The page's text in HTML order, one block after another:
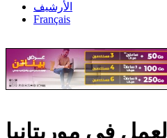
الأرشيف
Français
العمل في موريتانيا